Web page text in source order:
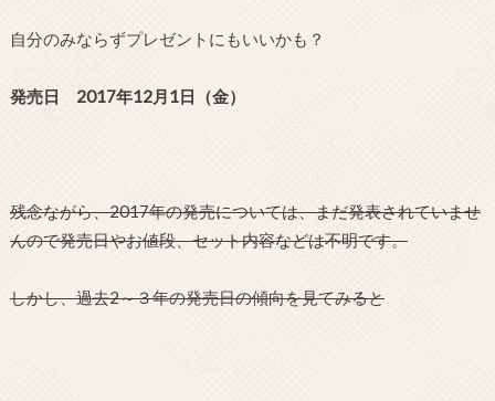
自分のみならずプレゼントにもいいかも？
発売日 2017年12月1日（金）
残念ながら、2017年の発売については、まだ発表されていませ
んので発売日やお値段、セット内容などは不明です。
しかし、過去2～３年の発売日の傾向を見てみると